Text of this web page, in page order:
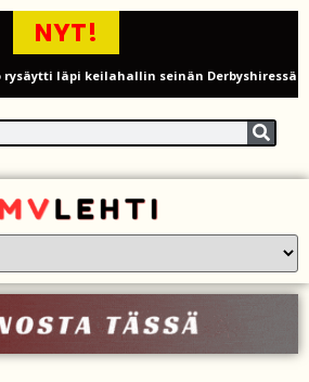
NYT!
rysäytti läpi keilahallin seinän Derbyshiressä
riistäytyivät käsistä – teini ammuttiin
tuleen Manhattanilla
juhlivat 10-vuotishääpäiväänsä – näin F1-
sulkemista pois sosiaalisesta